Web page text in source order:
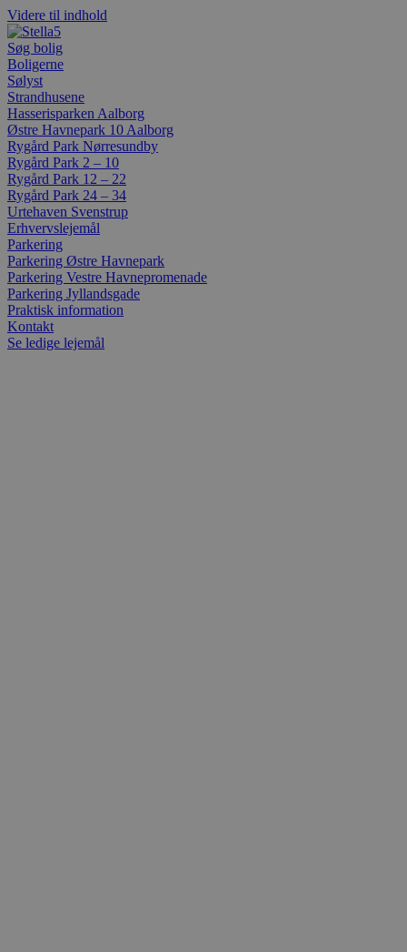
Videre til indhold
Søg bolig
Boligerne
Sølyst
Strandhusene
Hasserisparken Aalborg
Østre Havnepark 10 Aalborg
Rygård Park Nørresundby
Rygård Park 2 – 10
Rygård Park 12 – 22
Rygård Park 24 – 34
Urtehaven Svenstrup
Erhvervslejemål
Parkering
Parkering Østre Havnepark
Parkering Vestre Havnepromenade
Parkering Jyllandsgade
Praktisk information
Kontakt
Se ledige lejemål